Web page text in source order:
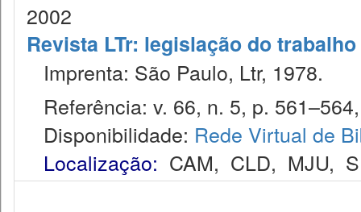
2002
Revista LTr: legislação do trabalho
Imprenta: São Paulo, Ltr, 1978.
Referência: v. 66, n. 5, p.
Disponibilidade: Rede Virtual de
Localização: CAM, CLD, MJU,